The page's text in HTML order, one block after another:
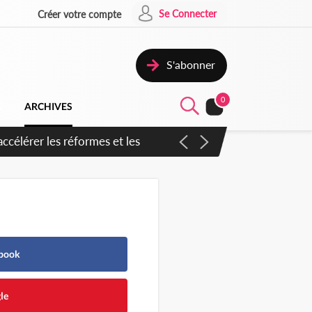
Créer votre compte Se Connecter
S'abonner
ARCHIVES
0
les réformes et les